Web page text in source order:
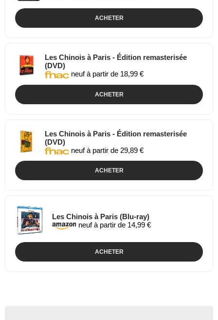
ACHETER
Les Chinois à Paris - Édition remasterisée
(DVD)
neuf à partir de 18,99 €
ACHETER
Les Chinois à Paris - Édition remasterisée
(DVD)
neuf à partir de 29,89 €
ACHETER
Les Chinois à Paris (Blu-ray)
neuf à partir de 14,99 €
ACHETER